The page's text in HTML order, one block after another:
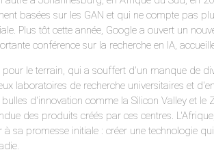
basées sur les GAN et qui ne compte pas
Plus tôt cette année, Google a ouvert un
conférence sur la recherche en IA,
pour le terrain, qui a souffert d'un manque de
laboratoires de recherche universitaires et
d'innovation comme la Silicon Valley et le
des produits créés par ces centres.
à sa promesse initiale : créer une technologie